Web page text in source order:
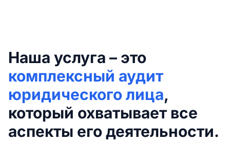
Наша услуга – это
комплексный аудит
юридического лица,
который охватывает все
аспекты его деятельности.